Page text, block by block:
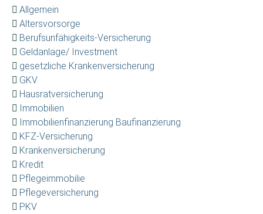
Allgemein
Altersvorsorge
Berufsunfähigkeits-Versicherung
Geldanlage/ Investment
gesetzliche Krankenversicherung
GKV
Hausratversicherung
Immobilien
Immobilienfinanzierung Baufinanzierung
KFZ-Versicherung
Krankenversicherung
Kredit
Pflegeimmobilie
Pflegeversicherung
PKV